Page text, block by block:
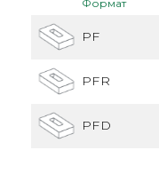
Формат
PF
PFR
PFD